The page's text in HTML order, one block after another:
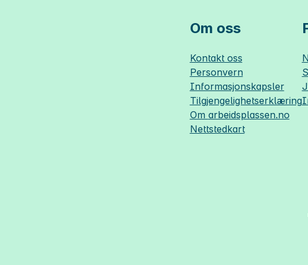
Om oss
Kontakt oss
Personvern
Informasjonskapsler
Tilgjengelighetserklæring
Om arbeidsplassen.no
Nettstedkart